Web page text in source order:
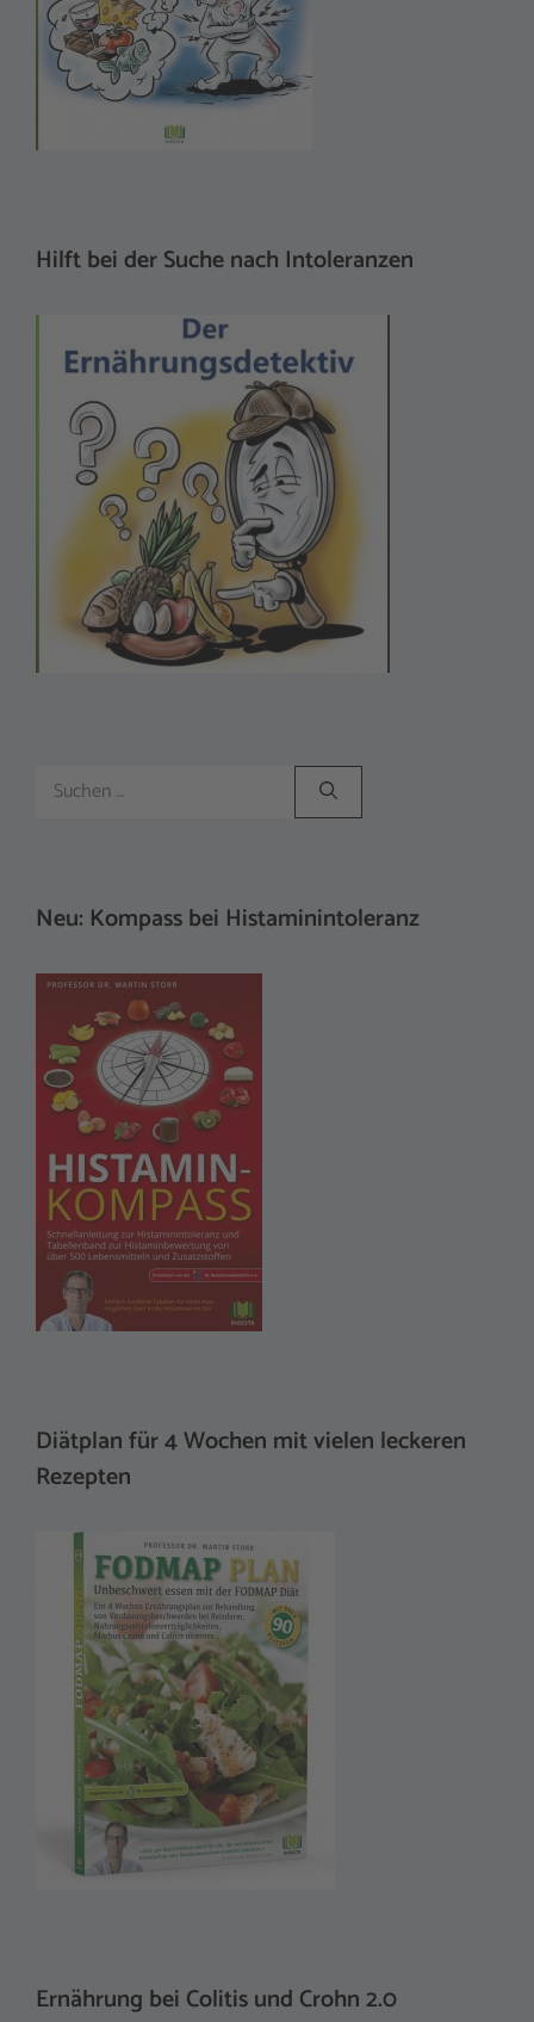
Hilft bei der Suche nach Intoleranzen
Suchen
nach:
Neu: Kompass bei Histaminintoleranz
Diätplan für 4 Wochen mit vielen leckeren
Rezepten
Ernährung bei Colitis und Crohn 2.0